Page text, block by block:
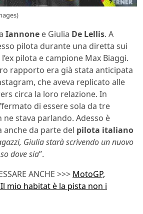
Iannone e Giulia De Lellis. A
pilota durante una diretta sui
pilota e campione Max Biaggi.
rapporto era già stata anticipata
che aveva replicato alle
circa la loro relazione. In
di essere sola da tre
stava parlando. Adesso è
da parte del pilota italiano
Giulia starà scrivendo un nuovo
dove sia”.
ANCHE >>> MotoGP,
mio habitat è la pista non i